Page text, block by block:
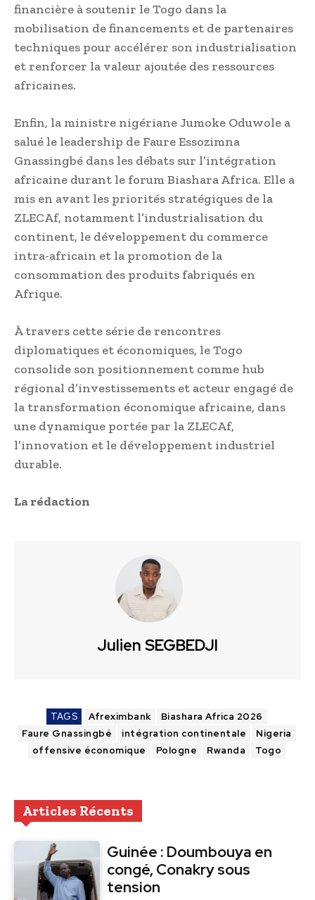
financière à soutenir le Togo dans la
mobilisation de financements et de partenaires
techniques pour accélérer son industrialisation
et renforcer la valeur ajoutée des ressources
africaines.
Enfin, la ministre nigériane Jumoke Oduwole a
salué le leadership de Faure Essozimna
Gnassingbé dans les débats sur l’intégration
africaine durant le forum Biashara Africa. Elle a
mis en avant les priorités stratégiques de la
ZLECAf, notamment l’industrialisation du
continent, le développement du commerce
intra-africain et la promotion de la
consommation des produits fabriqués en
Afrique.
À travers cette série de rencontres
diplomatiques et économiques, le Togo
consolide son positionnement comme hub
régional d’investissements et acteur engagé de
la transformation économique africaine, dans
une dynamique portée par la ZLECAf,
l’innovation et le développement industriel
durable.
La rédaction
Julien SEGBEDJI
TAGS Afreximbank
Biashara Africa 2026
Faure Gnassingbé
intégration continentale
Nigeria
offensive économique
Pologne Rwanda Togo
Articles Récents
Guinée : Doumbouya en
congé, Conakry sous
tension